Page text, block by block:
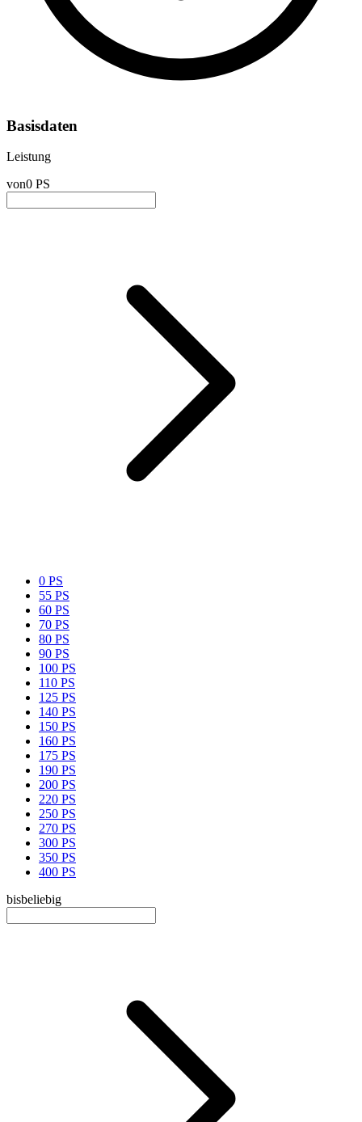
Basisdaten
Leistung
von0 PS
0 PS
55 PS
60 PS
70 PS
80 PS
90 PS
100 PS
110 PS
125 PS
140 PS
150 PS
160 PS
175 PS
190 PS
200 PS
220 PS
250 PS
270 PS
300 PS
350 PS
400 PS
bisbeliebig